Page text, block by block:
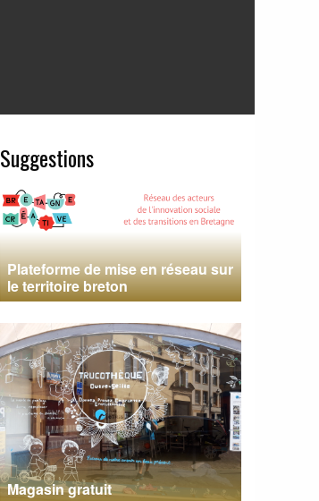
Suggestions
Plateforme de mise en réseau sur
le territoire breton
Magasin gratuit